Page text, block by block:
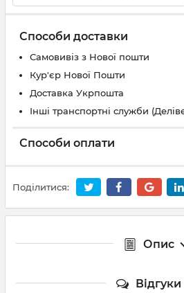
Способи доставки
Самовивіз з Нової пошти
Кур'єр Нової Пошти
Доставка Укрпошта
Інші транспортні служби
Способи оплати
Поділитися:
Опис
Відгуки